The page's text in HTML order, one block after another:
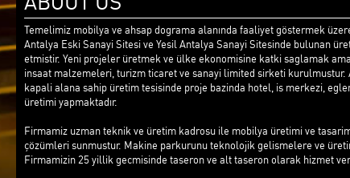
Temelimiz mobilya ve ahsap dograma alanında faaliyet göstermek
Antalya Eski Sanayi Sitesi ve Yesil Antalya Sanayi Sitesinde bulunan
etmistir. Yeni projeler üretmek ve ülke ekonomisine katki saglamak
insaat malzemeleri, turizm ticaret ve sanayi limited sirketi kurulmustur.
kapali alana sahip üretim tesisinde proje bazinda hotel, is merkezi,
üretimi yapmaktadır.
Firmamiz uzman teknik ve üretim kadrosu ile mobilya üretimi ve
çözümleri sunmustur. Makine parkurunu teknolojik gelismelere ve
Firmamizin 25 yillik gecmisinde taseron ve alt taseron olarak hizmet